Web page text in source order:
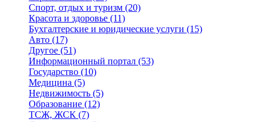
Спорт, отдых и туризм (20)
Красота и здоровье (11)
Бухгалтерские и юридические услуги (15)
Авто (17)
Другое (51)
Информационный портал (53)
Государство (10)
Медицина (5)
Недвижимость (5)
Образование (12)
ТСЖ, ЖСК (7)